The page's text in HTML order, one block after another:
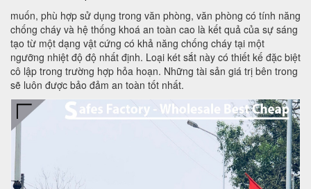
muốn, phù hợp sử dụng trong văn phòng, văn phòng có tính năng
chống cháy và hệ thống khoá an toàn cao là kết quả của sự sáng
tạo từ một dạng vật cứng có khả năng chống cháy tại một
ngưỡng nhiệt độ độ nhất định. Loại két sắt này có thiết kế đặc biệt
cô lập trong trường hợp hỏa hoạn. Những tài sản giá trị bên trong
sẽ luôn được bảo đảm an toàn tốt nhất.